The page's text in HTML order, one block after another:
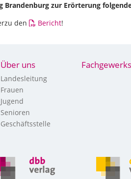
Brandenburg zur Erörterung
den
Bericht!
Über uns
Landesleitung
Frauen
Jugend
Senioren
Geschäftsstelle